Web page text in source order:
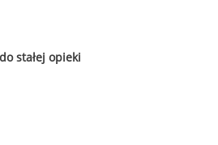
stałej opieki